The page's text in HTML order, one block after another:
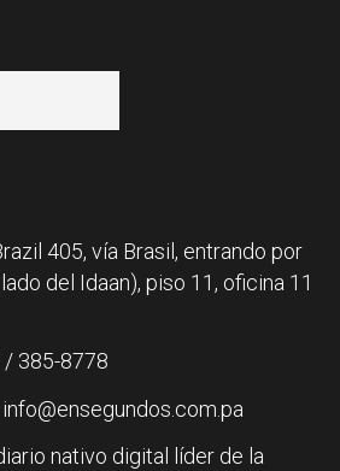
405, vía Brasil, entrando por
del Idaan), piso 11, oficina 11
/ 385-8778
nativo digital líder de la